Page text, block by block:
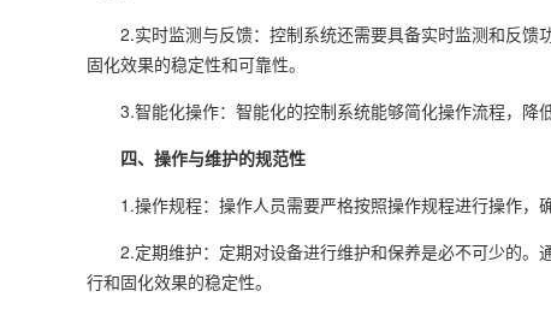
2.实时监测与反馈：控制系统还需要具备实时监测和反馈
固化效果的稳定性和可靠性。
3.智能化操作：智能化的控制系统能够简化操作流程，降
四、操作与维护的规范性
1.操作规程：操作人员需要严格按照操作规程进行操作，
2.定期维护：定期对设备进行维护和保养是必不可少的。
行和固化效果的稳定性。